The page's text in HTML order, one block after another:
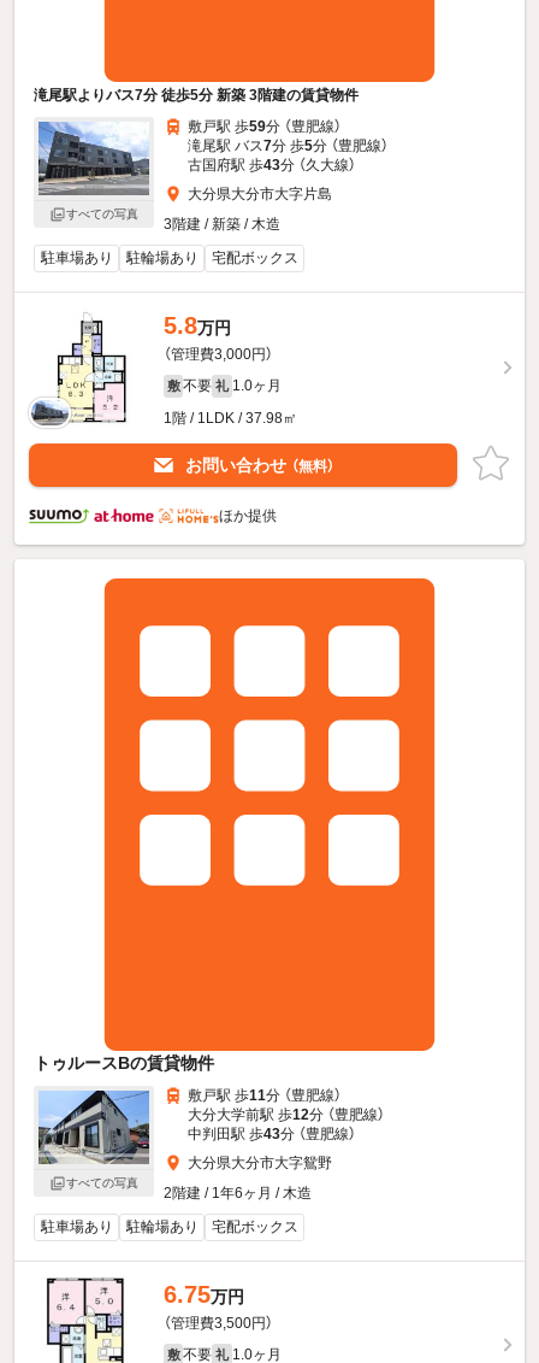
滝尾駅よりバス7分 徒歩5分 新築 3階建の賃貸物件
すべての写真
敷戸駅 歩59分 （豊肥線）
滝尾駅 バス7分 歩5分 （豊肥線）
古国府駅 歩43分 （久大線）
大分県大分市大字片島
3階建 / 新築 / 木造
駐車場あり
駐輪場あり 宅配ボックス
5.8万円
（管理費3,000円）
敷 不要 礼 1.0ヶ月
1階 / 1LDK / 37.98㎡
お問い合わせ （無料）
ほか提供
トゥルースBの賃貸物件
すべての写真
敷戸駅 歩11分 （豊肥線）
大分大学前駅 歩12分 （豊肥線）
中判田駅 歩43分 （豊肥線）
大分県大分市大字鴛野
2階建 / 1年6ヶ月 / 木造
駐車場あり
駐輪場あり 宅配ボックス
6.75万円
（管理費3,500円）
敷 不要 礼 1.0ヶ月